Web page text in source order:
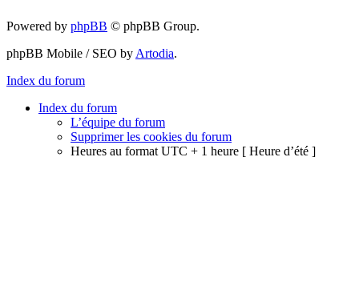
Powered by phpBB © phpBB Group.
phpBB Mobile / SEO by Artodia.
Index du forum
Index du forum
L’équipe du forum
Supprimer les cookies du forum
Heures au format UTC + 1 heure [ Heure d’été ]